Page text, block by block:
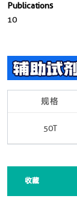
Publications
10
规格
50T
收藏